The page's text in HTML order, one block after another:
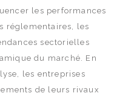
les performances
réglementaires, les
sectorielles
du marché. En
les entreprises
de leurs rivaux